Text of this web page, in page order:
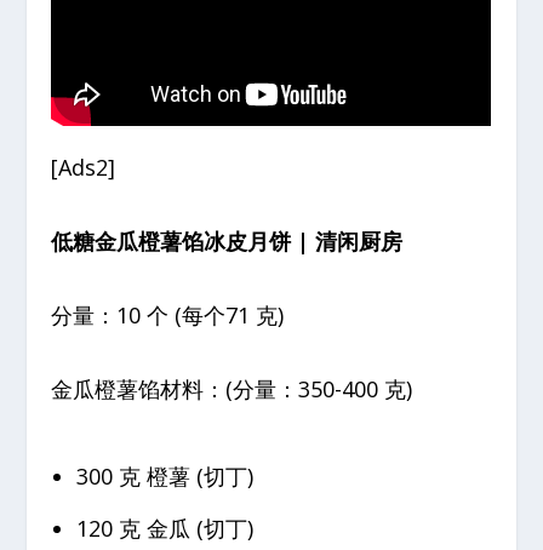
[Ads2]
低糖金瓜橙薯馅冰皮月饼 | 清闲厨房
分量：10 个 (每个71 克)
金瓜橙薯馅材料：(分量：350-400 克)
300 克 橙薯 (切丁)
120 克 金瓜 (切丁)